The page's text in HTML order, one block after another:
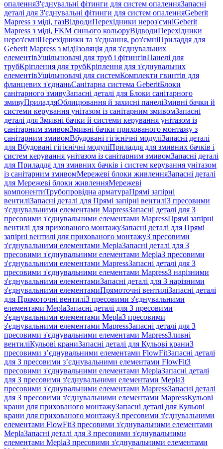
опаленняЗ'єднувальні фітинги для систем опаленняЗапасні
деталі для З'єднувальні фітинги для систем опаленняGeberit
Mapress з міді, газВідводиПерехідники нероз'ємніGeberit
Mapress з міді, FKM синього кольоруВідводиПерехідники
нероз'ємніПерехідники та з'єднання, роз'ємніПриладдя для
Geberit Mapress з мідіІзоляція для з'єднувальних
елементівУщільнювачі для труб і фітингівПанелі для
трубКріплення для трубКріплення для з'єднувальних
елементівУщільнювачі для системКомплекти гвинтів для
фланцевих з'єднаньСанітарна система GeberitБлоки
санітарного змивуЗапасні деталі для Блоки санітарного
змивуПриладдяОблицювання й захисні панеліЗмивні бачки й
системи керування унітазом із санітарним змивомЗапасні
деталі для Змивні бачки й системи керування унітазом із
санітарним змивомЗмивні бачки прихованого монтажу з
санітарним змивомВбудовані гігієнічні модуліЗапасні деталі
для Вбудовані гігієнічні модуліПриладдя для змивних бачків і
систем керування унітазом із санітарним змивомЗапасні деталі
для Приладдя для змивних бачків і систем керування унітазом
із санітарним змивомМережеві блоки живленняЗапасні деталі
для Мережеві блоки живленняМережеві
компонентиТрубопровідна арматураПрямі запірні
вентиліЗапасні деталі для Прямі запірні вентиліЗ пресовими
з'єднувальними елементами MapressЗапасні деталі для З
пресовими з'єднувальними елементами MapressПрямі запірні
вентилі для прихованого монтажуЗапасні деталі для Прямі
запірні вентилі для прихованого монтажуЗ пресовими
з'єднувальними елементами MeplaЗапасні деталі для З
пресовими з'єднувальними елементами MeplaЗ пресовими
з'єднувальними елементами MapressЗапасні деталі для З
пресовими з'єднувальними елементами MapressЗ нарізними
з'єднувальними елементамиЗапасні деталі для З нарізними
з'єднувальними елементамиПрямоточні вентиліЗапасні деталі
для Прямоточні вентиліЗ пресовими з'єднувальними
елементами MeplaЗапасні деталі для З пресовими
з'єднувальними елементами MeplaЗ пресовими
з'єднувальними елементами MapressЗапасні деталі для З
пресовими з'єднувальними елементами MapressЗливні
вентиліКульові краниЗапасні деталі для Кульові краниЗ
пресовими з’єднувальними елементами FlowFitЗапасні деталі
для З пресовими з’єднувальними елементами FlowFitЗ
пресовими з'єднувальними елементами MeplaЗапасні деталі
для З пресовими з'єднувальними елементами MeplaЗ
пресовими з'єднувальними елементами MapressЗапасні деталі
для З пресовими з'єднувальними елементами MapressКульові
крани для прихованого монтажуЗапасні деталі для Кульові
крани для прихованого монтажуЗ пресовими з'єднувальними
елементами FlowFitЗ пресовими з'єднувальними елементами
MeplaЗапасні деталі для З пресовими з'єднувальними
елементами MeplaЗ пресовими з'єднувальними елементами